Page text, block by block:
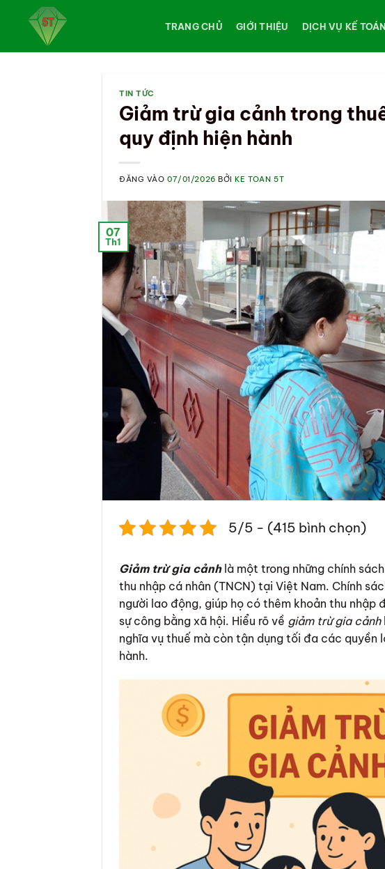
TRANG CHỦ GIỚI THIỆU DỊCH VỤ KẾ TOÁN
TIN TỨC
Giảm trừ gia cảnh trong
quy định hiện hành
ĐĂNG VÀO07/01/2026 BỞIKE TOAN 5T
07
Th1
5/5 - (415 bình chọn)
Giảm trừ gia cảnhlà một trong những chính
thu nhập cá nhân (TNCN) tại Việt Nam. Chính
người lao động, giúp họ có thêm khoản thu
sự công bằng xã hội. Hiểu rõ về giảm trừ gia cảnh
nghĩa vụ thuế mà còn tận dụng tối đa các quyền
hành.